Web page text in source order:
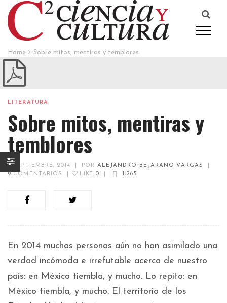
Home Sobre mitos, mentiras y temblores
LITERATURA
Sobre mitos, mentiras y
temblores
3 SEPTIEMBRE, 2014 POR ALEJANDRO BEJARANO VARGAS
9COMENTARIOS LIKE 0 1,265
En 2014 muchas personas aún no han asimilado una
verdad incómoda e irrefutable acerca de nuestro
país: en México tiembla, y mucho. Lo repito: en
México tiembla, y mucho. El territorio de los